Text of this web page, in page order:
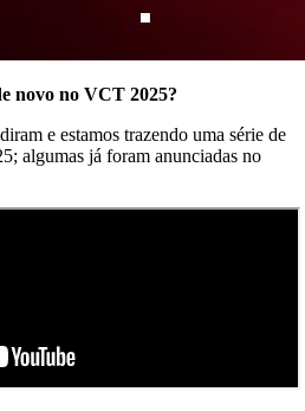
novo no VCT 2025?
e estamos trazendo uma série de
algumas já foram anunciadas no